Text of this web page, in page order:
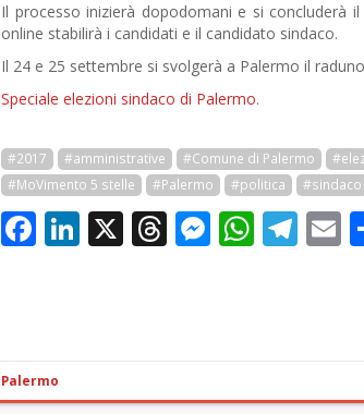
Il processo inizierà dopodomani e si concluderà
online stabilirà i candidati e il candidato sindaco.
Il 24 e 25 settembre si svolgerà a Palermo il
Speciale elezioni sindaco di Palermo.
#2017 #amministrative #Comune di Palermo
#MoVimento 5 stelle
#Palermo #politica #sindaco
Facebook
LinkedIn
X Threads
Palermo